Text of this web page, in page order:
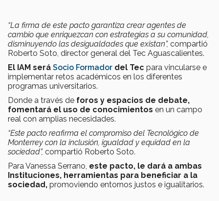
“La firma de este pacto garantiza crear agentes de
cambio que enriquezcan con estrategias a su comunidad,
disminuyendo las desigualdades que existan”, compartió
Roberto Soto, director general del Tec Aguascalientes.
El IAM será Socio Formador del Tec para vincularse e
implementar retos académicos en los diferentes
programas universitarios.
Donde a través de foros y espacios de debate,
fomentará el uso de conocimientos en un campo
real con amplias necesidades.
“Este pacto reafirma el compromiso del Tecnológico de
Monterrey con la inclusión, igualdad y equidad en la
sociedad”, compartió Roberto Soto.
Para Vanessa Serrano, este pacto, le dará a ambas
Instituciones, herramientas para beneficiar a la
sociedad, promoviendo entornos justos e igualitarios.